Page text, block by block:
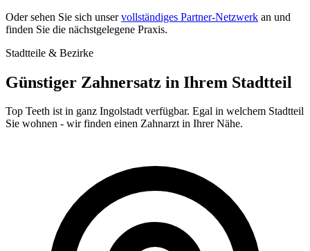
Oder sehen Sie sich unservollständiges Partner-Netzwerk an und
finden Sie die nächstgelegene Praxis.
Stadtteile & Bezirke
Günstiger Zahnersatz in Ihrem Stadtteil
Top Teeth ist in ganz Ingolstadtverfügbar. Egal in welchem Stadtteil
Sie wohnen - wir finden einen Zahnarzt in Ihrer Nähe.